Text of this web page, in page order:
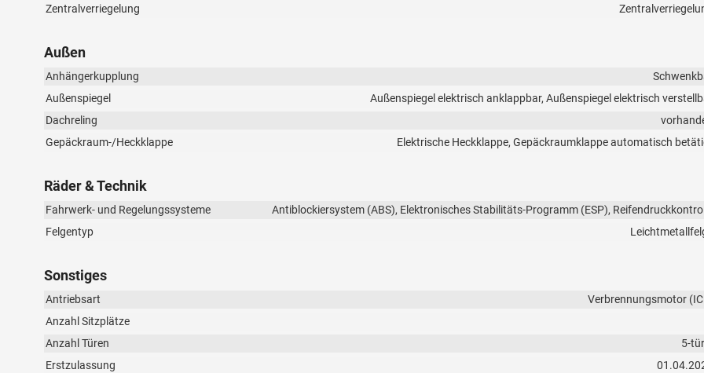
Zentralverriegelung
Außen
Anhängerkupplung
Außenspiegel
Außenspiegel elektrisch anklappbar, Außenspiegel elektrisch
Dachreling
Gepäckraum-/Heckklappe
Elektrische Heckklappe, Gepäckraumklappe automatisch
Räder & Technik
Fahrwerk- und Regelungssysteme
Antiblockiersystem (ABS), Elektronisches Stabilitäts-Programm (ESP),
Felgentyp
Sonstiges
Antriebsart
Verbrennungsmotor
Anzahl Sitzplätze
Anzahl Türen
5-
Erstzulassung